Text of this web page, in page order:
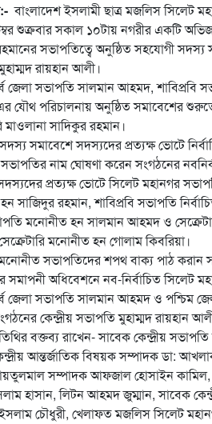
বাংলাদেশ ইসলামী ছাত্র মজলিস সিলেট
শুক্রবার সকাল ১০টায় নগরীর একটি
সভাপতিত্বে অনুষ্ঠিত সহযোগী সদস্য
রায়হান আলী।
জেলা সভাপতি সালমান আহমদ,
যৌথ পরিচালনায় অনুষ্ঠিত সমাবেশের
মাওলানা সাদিকুর রহমান।
সমাবেশে সদস্যদের প্রত্যক্ষ ভোটে
নাম ঘোষণা করেন সংগঠনের
প্রত্যক্ষ ভোটে সিলেট মহানগর
সাজিদুর রহমান, শাবিপ্রবি সভাপতি
মনোনীত হন সালমান আহমদ ও
মনোনীত হন গোলাম কিবরিয়া।
মনোনীত সভাপতিদের শপথ বাক্য পাঠ করান
সমাপনী অধিবেশনে নব-নির্বাচিত সিলেট
জেলা সভাপতি সালমান আহমদ ও পশ্চিম
কেন্দ্রীয় সভাপতি মুহাম্মদ রায়হান
বক্তব্য রাখেন- সাবেক কেন্দ্রীয়
আন্তর্জাতিক বিষয়ক সম্পাদক ডা:
সম্পাদক আফজাল হোসাইন কামিল,
হাসান, লিটন আহমদ জুম্মান, সাবেক
চৌধুরী, খেলাফত মজলিস সিলেট